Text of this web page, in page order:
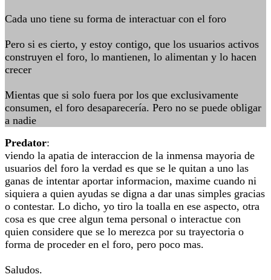
Cada uno tiene su forma de interactuar con el foro
Pero si es cierto, y estoy contigo, que los usuarios activos
construyen el foro, lo mantienen, lo alimentan y lo hacen
crecer
Mientas que si solo fuera por los que exclusivamente
consumen, el foro desaparecería. Pero no se puede obligar
a nadie
Predator:
viendo la apatia de interaccion de la inmensa mayoria de
usuarios del foro la verdad es que se le quitan a uno las
ganas de intentar aportar informacion, maxime cuando ni
siquiera a quien ayudas se digna a dar unas simples gracias
o contestar. Lo dicho, yo tiro la toalla en ese aspecto, otra
cosa es que cree algun tema personal o interactue con
quien considere que se lo merezca por su trayectoria o
forma de proceder en el foro, pero poco mas.
Saludos.